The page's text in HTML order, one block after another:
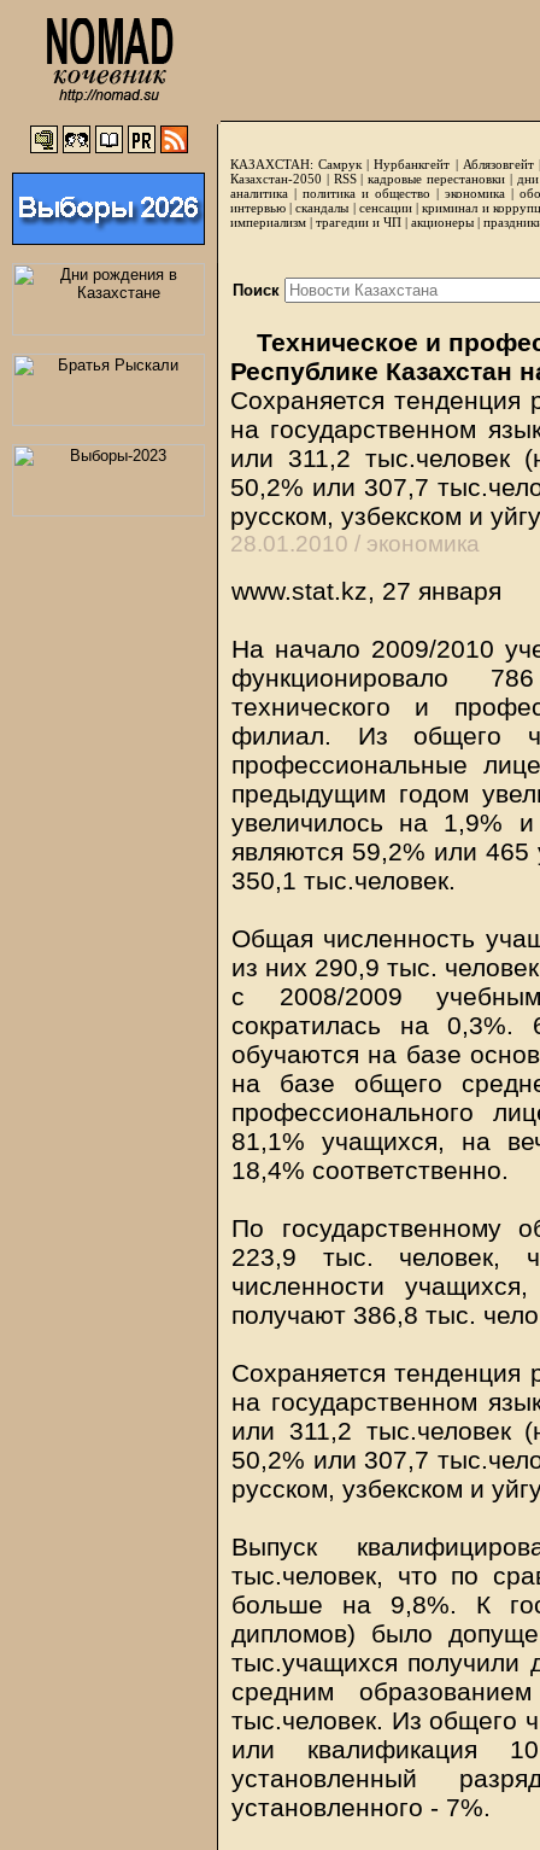
КАЗАХСТАН: Самрук |Нурбанкгейт | Аблязовгейт
Казахстан-2050 | RSS|кадровые перестановки|
аналитика | политика и общество | экономика |
интервью |скандалы | сенсации|криминал и
империализм | трагедии и ЧП | акционеры |
Поиск
Техническое и
Республике Казахстан
Сохраняется тенденция
на государственном
или 311,2 тыс.человек
50,2% или 307,7
русском, узбекском и
28.01.2010 / экономика
www.stat.kz, 27 января
На начало 2009/2010
функционировало
технического и
филиал. Из общего
профессиональные
предыдущим годом
увеличилось на 1,9% и
являются 59,2% или 465
350,1 тыс.человек.
Общая численность
из них 290,9 тыс.
с 2008/2009
сократилась на 0,3%.
обучаются на базе
на базе общего
профессионального
81,1% учащихся, на
18,4% соответственно.
По государственному
223,9 тыс. человек,
численности
получают 386,8 тыс.
Сохраняется тенденция
на государственном
или 311,2 тыс.человек
50,2% или 307,7
русском, узбекском и
Выпуск
тыс.человек, что по
больше на 9,8%. К
дипломов) было
тыс.учащихся
средним
тыс.человек. Из общего
или квалификация
установленный
установленного - 7%.